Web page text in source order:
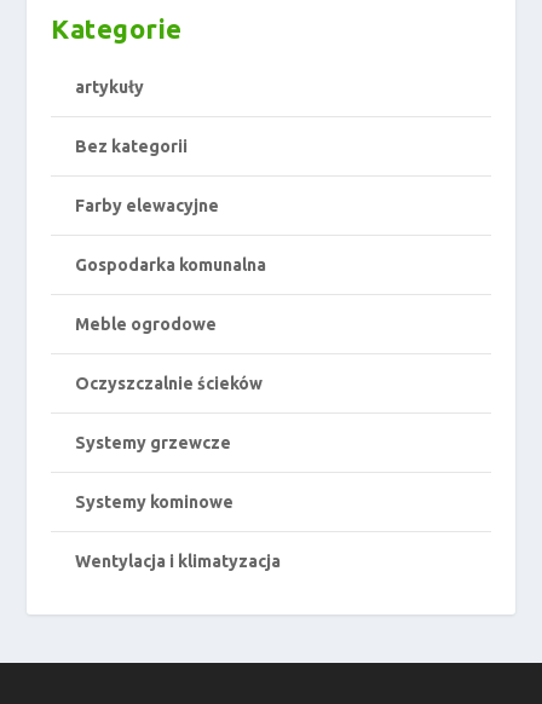
Kategorie
artykuły
Bez kategorii
Farby elewacyjne
Gospodarka komunalna
Meble ogrodowe
Oczyszczalnie ścieków
Systemy grzewcze
Systemy kominowe
Wentylacja i klimatyzacja